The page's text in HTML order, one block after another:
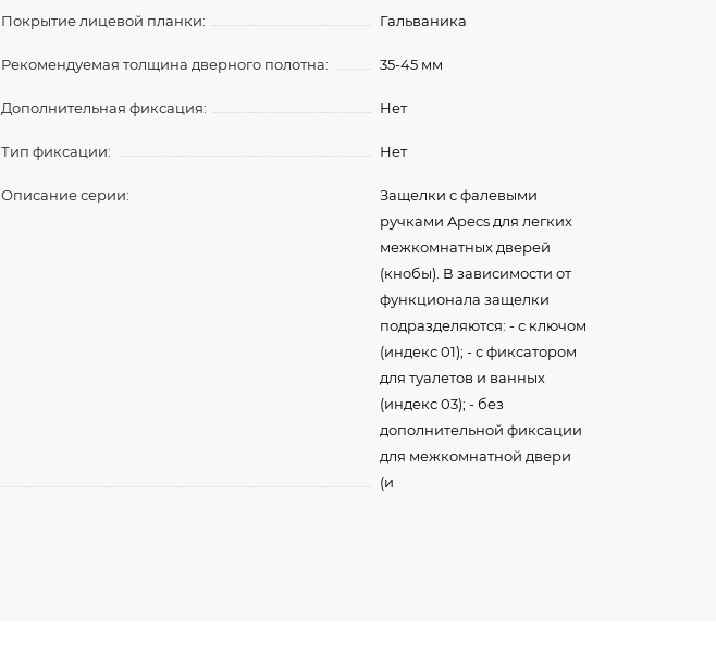
Покрытие лицевой планки: Гальваника
Рекомендуемая толщина дверного полотна: 35-45 мм
Дополнительная фиксация: Нет
Тип фиксации: Нет
Описание серии:
Защелки с фалевыми
ручками Apecs для легких
межкомнатных дверей
(кнобы). В зависимости от
функционала защелки
подразделяются: - с ключом
(индекс 01); - с фиксатором
для туалетов и ванных
(индекс 03); - без
дополнительной фиксации
для межкомнатной двери
(и